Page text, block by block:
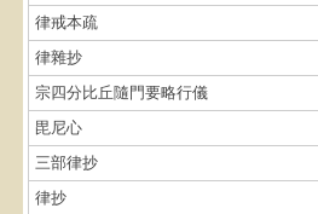
律戒本疏
律雜抄
宗四分比丘隨門要略行儀
毘尼心
三部律抄
律抄